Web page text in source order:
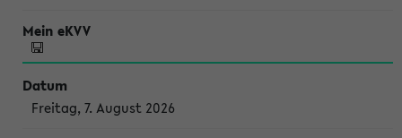
Freitag, 7. August 2026